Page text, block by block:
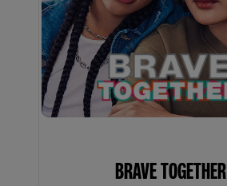
BRAVE TOGETHER